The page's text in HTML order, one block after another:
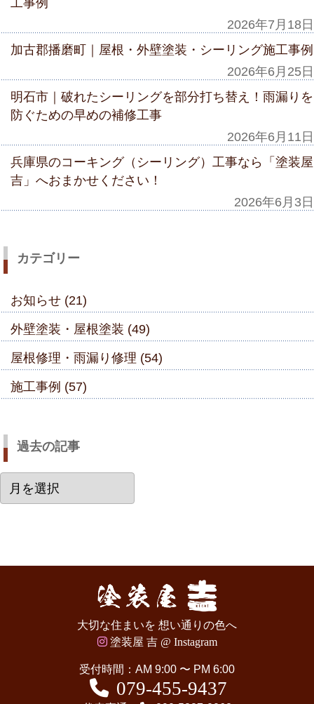
2026年7月18日
加古郡播磨町｜屋根・外壁塗装・シーリング施工事例
2026年6月25日
明石市｜破れたシーリングを部分打ち替え！雨漏りを
防ぐための早めの補修工事
2026年6月11日
兵庫県のコーキング（シーリング）工事なら「塗装屋
吉」へおまかせください！
2026年6月3日
カテゴリー
お知らせ (21)
外壁塗装・屋根塗装 (49)
屋根修理・雨漏り修理 (54)
施工事例 (57)
過去の記事
去
大切な住まいを 想い通りの色へ
塗装屋 吉 @ Instagram
受付時間：AM 9:00 〜 PM 6:00
079-455-9437